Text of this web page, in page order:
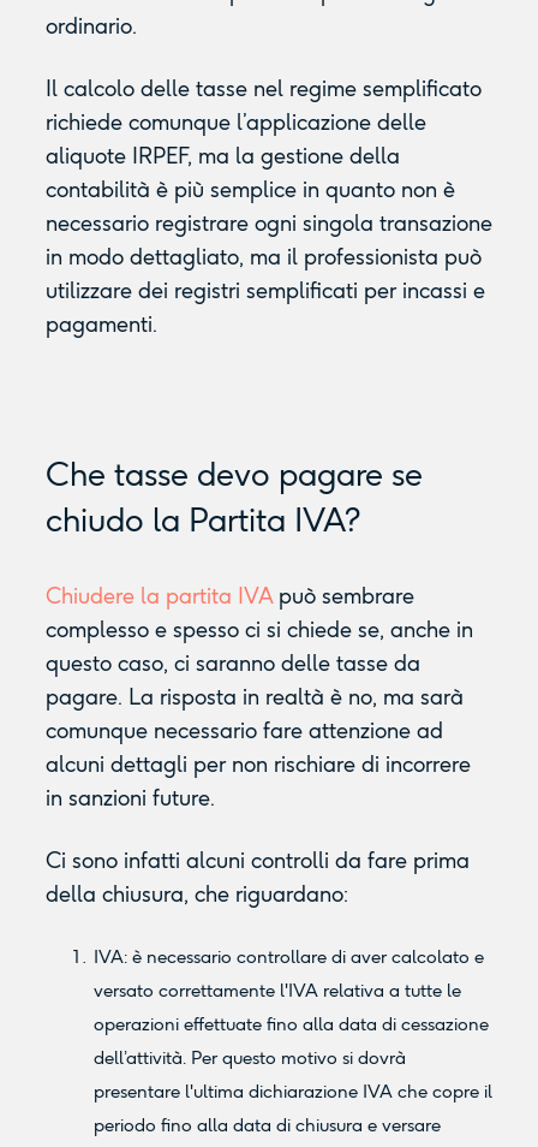
ordinario.
Il calcolo delle tasse nel regime semplificato
richiede comunque l’applicazione delle
aliquote IRPEF, ma la gestione della
contabilità è più semplice in quanto non è
necessario registrare ogni singola transazione
in modo dettagliato, ma il professionista può
utilizzare dei registri semplificati per incassi e
pagamenti.
Che tasse devo pagare se
chiudo la Partita IVA?
Chiudere la partita IVApuò sembrare
complesso e spesso ci si chiede se, anche in
questo caso, ci saranno delle tasse da
pagare. La risposta in realtà è no, ma sarà
comunque necessario fare attenzione ad
alcuni dettagli per non rischiare di incorrere
in sanzioni future.
Ci sono infatti alcuni controlli da fare prima
della chiusura, che riguardano:
IVA: è necessario controllare di aver calcolato e
versato correttamente l'IVA relativa a tutte le
operazioni effettuate fino alla data di cessazione
dell’attività. Per questo motivo si dovrà
presentare l'ultima dichiarazione IVA che copre il
periodo fino alla data di chiusura e versare